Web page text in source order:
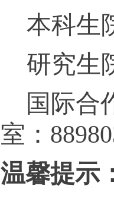
本科生
研究生
国际合
室 ：
温馨提示